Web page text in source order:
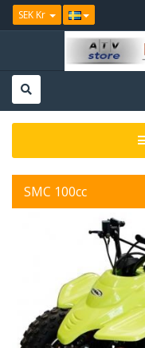
SEK Kr
SMC 100cc